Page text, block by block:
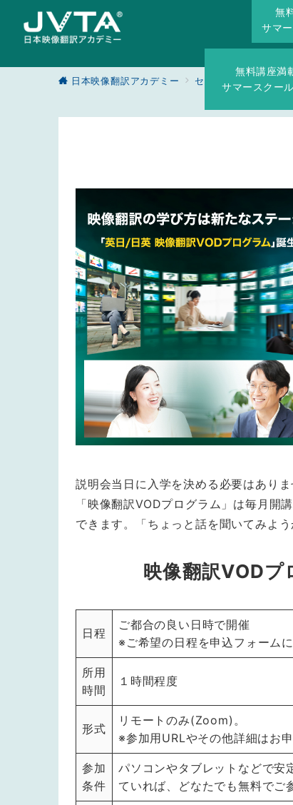
無料講座満
サマースクー
無
サマ
日本映像翻訳アカデミー セミナー 映像翻
説明会当日に入学を決める必要はありま
「映像翻訳VODプログラム」は毎月開
できます。「ちょっと話を聞いてみよ
映像翻訳VOD
日程
ご都合の良い日時で開催
※ご希望の日程を申込フォーム
所用
時間
１時間程度
形式
リモートのみ(Zoom)。
※参加用URLやその他詳細はお
参加
条件
パソコンやタブレットなどで安
ていれば、どなたでも無料でご